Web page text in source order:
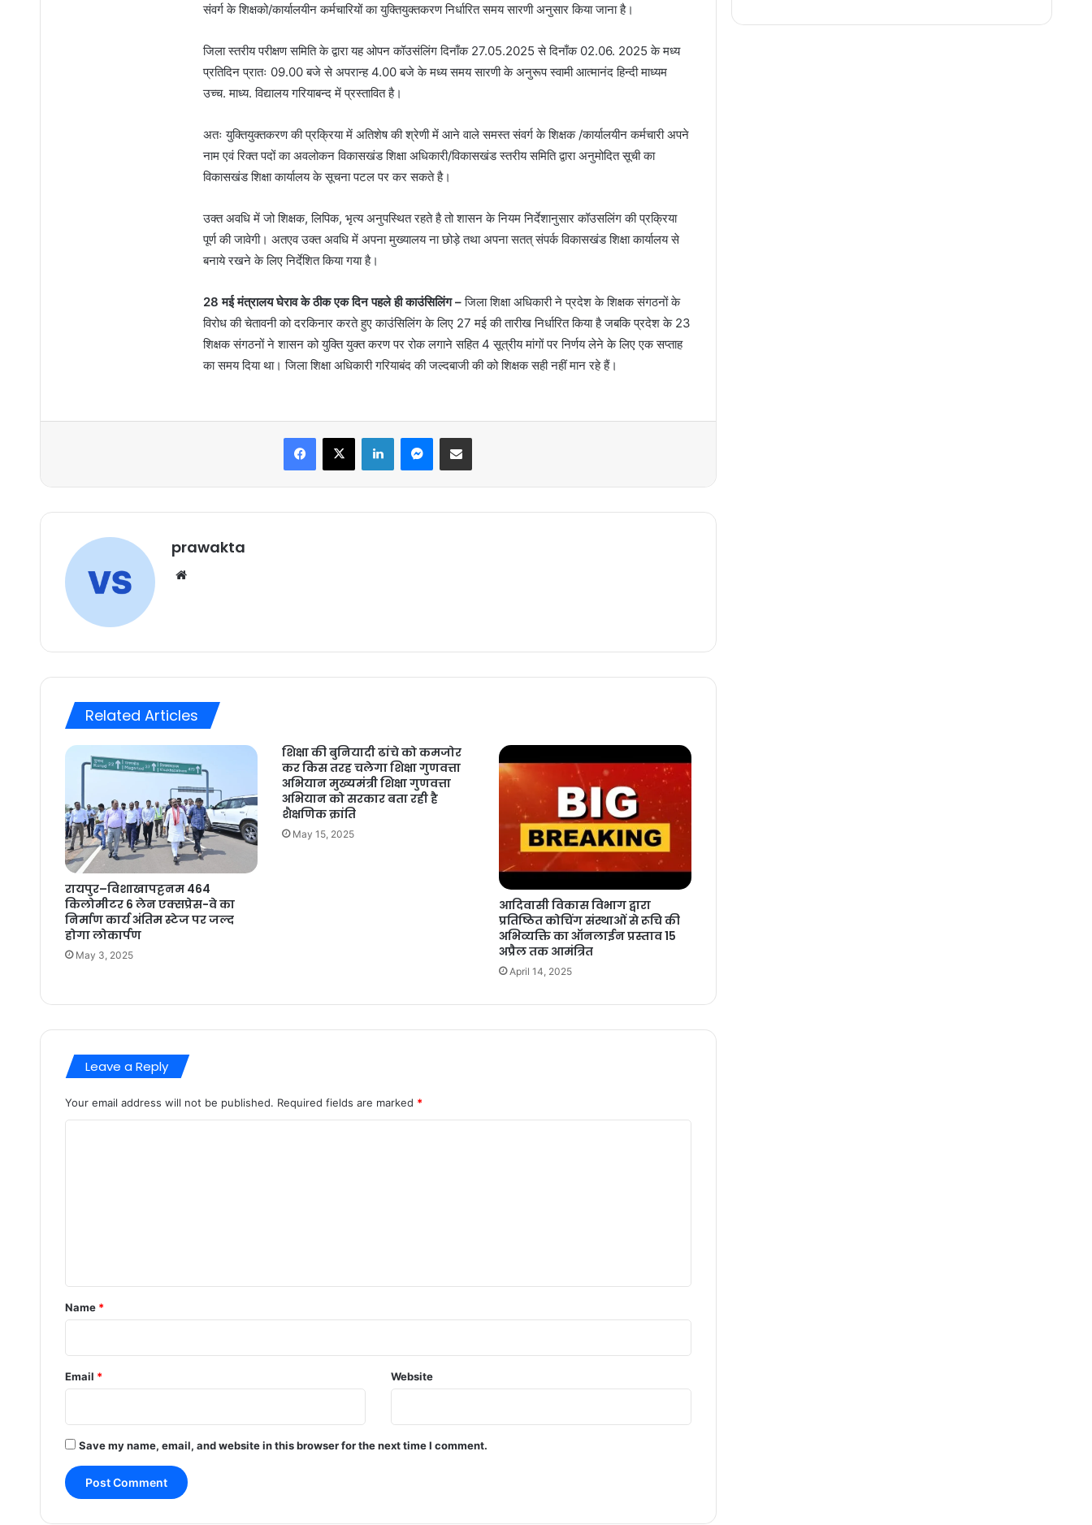
संवर्ग के शिक्षको/कार्यालयीन कर्मचारियों का युक्तियुक्तकरण निर्धारित समय सारणी अनुसार किया जाना है।
जिला स्तरीय परीक्षण समिति के द्वारा यह ओपन कॉउसंलिंग दिनाँक 27.05.2025 से दिनाँक 02.06. 2025 के मध्य
प्रतिदिन प्रातः 09.00 बजे से अपरान्ह 4.00 बजे के मध्य समय सारणी के अनुरूप स्वामी आत्मानंद हिन्दी माध्यम
उच्च. माध्य. विद्यालय गरियाबन्द में प्रस्तावित है।
अतः युक्तियुक्तकरण की प्रक्रिया में अतिशेष की श्रेणी में आने वाले समस्त संवर्ग के शिक्षक /कार्यालयीन कर्मचारी अपने
नाम एवं रिक्त पदों का अवलोकन विकासखंड शिक्षा अधिकारी/विकासखंड स्तरीय समिति द्वारा अनुमोदित सूची का
विकासखंड शिक्षा कार्यालय के सूचना पटल पर कर सकते है।
उक्त अवधि में जो शिक्षक, लिपिक, भृत्य अनुपस्थित रहते है तो शासन के नियम निर्देशानुसार कॉउसलिंग की प्रक्रिया
पूर्ण की जावेगी। अतएव उक्त अवधि में अपना मुख्यालय ना छोड़े तथा अपना सतत् संपर्क विकासखंड शिक्षा कार्यालय से
बनाये रखने के लिए निर्देशित किया गया है।
28 मई मंत्रालय घेराव के ठीक एक दिन पहले ही काउंसिलिंग –जिला शिक्षा अधिकारी ने प्रदेश के शिक्षक संगठनों के
विरोध की चेतावनी को दरकिनार करते हुए काउंसिलिंग के लिए 27 मई की तारीख निर्धारित किया है जबकि प्रदेश के 23
शिक्षक संगठनों ने शासन को युक्ति युक्त करण पर रोक लगाने सहित 4 सूत्रीय मांगों पर निर्णय लेने के लिए एक सप्ताह
का समय दिया था। जिला शिक्षा अधिकारी गरियाबंद की जल्दबाजी की को शिक्षक सही नहीं मान रहे हैं।
Facebook
X LinkedInMessenger
Share via Email
prawakta
Related Articles
रायपुर–विशाखापट्टनम 464
किलोमीटर 6 लेन एक्सप्रेस-वे का
निर्माण कार्य अंतिम स्टेज पर जल्द
होगा लोकार्पण
May 3, 2025
शिक्षा की बुनियादी ढांचे को कमजोर
कर किस तरह चलेगा शिक्षा गुणवत्ता
अभियान मुख्यमंत्री शिक्षा गुणवत्ता
अभियान को सरकार बता रही है
शैक्षणिक क्रांति
May 15, 2025
आदिवासी विकास विभाग द्वारा
प्रतिष्ठित कोचिंग संस्थाओं से रूचि की
अभिव्यक्ति का ऑनलाईन प्रस्ताव 15
अप्रैल तक आमंत्रित
April 14, 2025
Leave a Reply
Your email address will not be published. Required fields are marked *
*
Name *
Email * Website
Save my name, email, and website in this browser for the next time I comment.